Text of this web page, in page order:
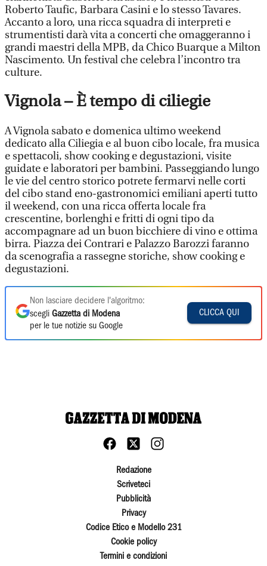
Roberto Taufic, Barbara Casini e lo stesso Tavares.
Accanto a loro, una ricca squadra di interpreti e
strumentisti darà vita a concerti che omaggeranno i
grandi maestri della MPB, da Chico Buarque a Milton
Nascimento. Un festival che celebra l’incontro tra
culture.
Vignola – È tempo di ciliegie
A Vignola sabato e domenica ultimo weekend
dedicato alla Ciliegia e al buon cibo locale, fra musica
e spettacoli, show cooking e degustazioni, visite
guidate e laboratori per bambini. Passeggiando lungo
le vie del centro storico potrete fermarvi nelle corti
del cibo stand eno-gastronomici emiliani aperti tutto
il weekend, con una ricca offerta locale fra
crescentine, borlenghi e fritti di ogni tipo da
accompagnare ad un buon bicchiere di vino e ottima
birra. Piazza dei Contrari e Palazzo Barozzi faranno
da scenografia a rassegne storiche, show cooking e
degustazioni.
Non lasciare decidere l'algoritmo:
scegli Gazzetta di Modena
per le tue notizie su Google
CLICCA QUI
Redazione
Scriveteci
Pubblicità
Privacy
Codice Etico e Modello 231
Cookie policy
Termini e condizioni